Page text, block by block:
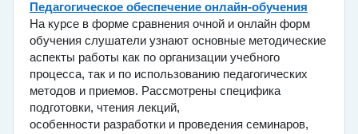
Педагогическое обеспечение онлайн-обучения
На курсе в форме сравнения очной и онлайн форм
обучения слушатели узнают основные методические
аспекты работы как по организации учебного
процесса, так и по использованию педагогических
методов и приемов. Рассмотрены специфика
подготовки, чтения лекций,
особенности разработки и проведения семинаров,